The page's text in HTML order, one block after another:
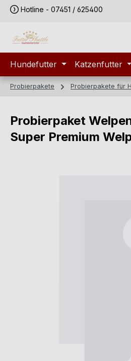
Hauptinhalt springen
Zur Suche springen
Zur Hauptnavigation springen
Hotline - 07451 / 625400
Hundefutter Katzenfutter
Probierpakete Probierpakete für
Probierpaket
Super Premium